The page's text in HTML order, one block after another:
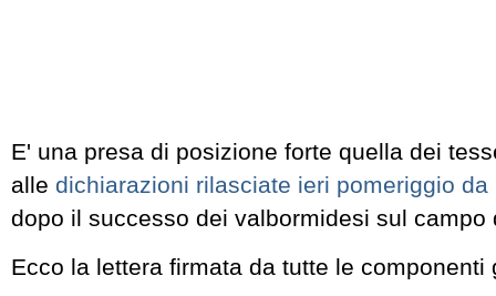
E' una presa di posizione forte quella dei
alle dichiarazioni rilasciate ieri pomeriggio da
dopo il successo dei valbormidesi sul campo
Ecco la lettera firmata da tutte le componenti